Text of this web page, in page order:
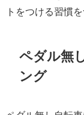
トをつける習慣
ペダル無
ング